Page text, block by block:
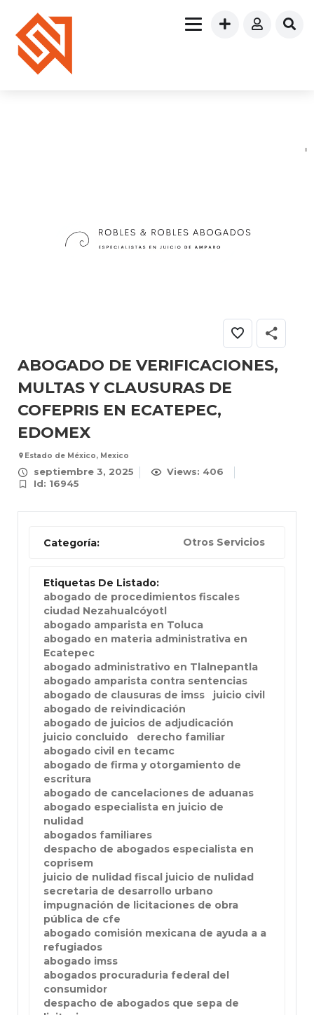
ABOGADO DE VERIFICACIONES,
MULTAS Y CLAUSURAS DE
COFEPRIS EN ECATEPEC,
EDOMEX
Estado de México, Mexico
septiembre 3, 2025
Views: 406
Id: 16945
Categoría: Otros Servicios
Etiquetas De Listado:
abogado de procedimientos fiscales
ciudad Nezahualcóyotl
abogado amparista en Toluca
abogado en materia administrativa en
Ecatepec
abogado administrativo en Tlalnepantla
abogado amparista contra sentencias
abogado de clausuras de imss
juicio civil
abogado de reivindicación
abogado de juicios de adjudicación
juicio concluido
derecho familiar
abogado civil en tecamc
abogado de firma y otorgamiento de
escritura
abogado de cancelaciones de aduanas
abogado especialista en juicio de
nulidad
abogados familiares
despacho de abogados especialista en
coprisem
juicio de nulidad fiscal juicio de nulidad
secretaria de desarrollo urbano
impugnación de licitaciones de obra
pública de cfe
abogado comisión mexicana de ayuda a a
refugiados
abogado imss
abogados procuraduria federal del
consumidor
despacho de abogados que sepa de